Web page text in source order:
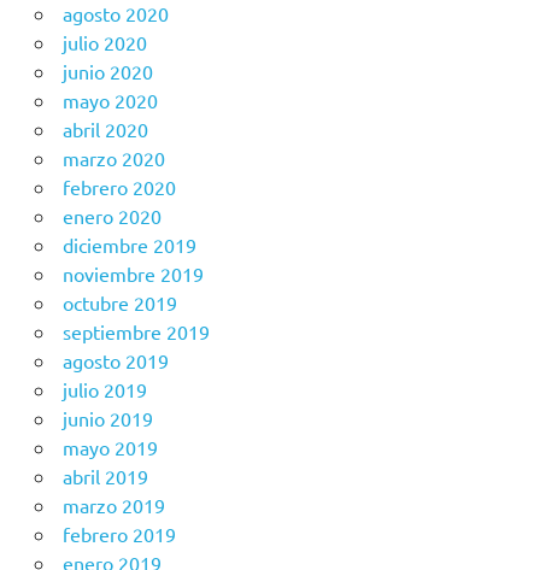
agosto 2020
julio 2020
junio 2020
mayo 2020
abril 2020
marzo 2020
febrero 2020
enero 2020
diciembre 2019
noviembre 2019
octubre 2019
septiembre 2019
agosto 2019
julio 2019
junio 2019
mayo 2019
abril 2019
marzo 2019
febrero 2019
enero 2019